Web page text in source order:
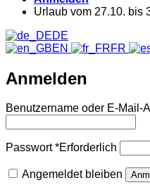
Urlaub vom 27.10. bis
DE
EN
FR
Anmelden
Benutzername oder E-Mail-
Passwort*Erforderlich
Angemeldet bleiben